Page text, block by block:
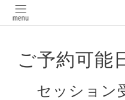
ご予約可能
セッション